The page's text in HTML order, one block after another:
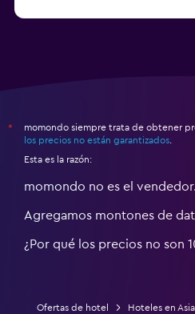
*
momondo siempre trata de obtener
los precios no están garantizados
Esta es la razón:
momondo no es el vendedor.
Agregamos montones de
¿Por qué los precios no son
Ofertas de hotel Hoteles en Asia